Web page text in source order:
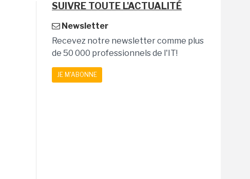
SUIVRE TOUTE L'ACTUALITÉ
Newsletter
Recevez notre newsletter comme plus
de 50 000 professionnels de l'IT!
JE M'ABONNE